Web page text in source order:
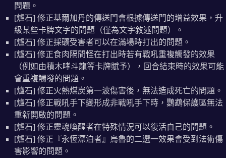
問題。
[爐石] 修正基爾加丹的傳送門會根據傳送門的增益效果，升
級某些卡牌文字的問題（僅為文字敘述問題）。
[爐石] 修正採礦受害者可以在滿場時打出的問題。
[爐石] 修正食肉隔間怪在打出時若有戰吼重複觸發的效果
（例如由積木哮斗龍等卡牌賦予），回合結束時的效果可能
會重複觸發的問題。
[爐石] 修正火熱煤炭第一波傷害後，無法造成死亡的問題。
[爐石] 修正戰吼手下變形成非戰吼手下時，鸚鵡保護區無法
重新開啟的問題。
[爐石] 修正靈魂喚醒者在特殊情況可以復活自己的問題。
[爐石] 修正『永恆漂泊者』烏魯的二選一效果會受到法術傷
害影響的問題。